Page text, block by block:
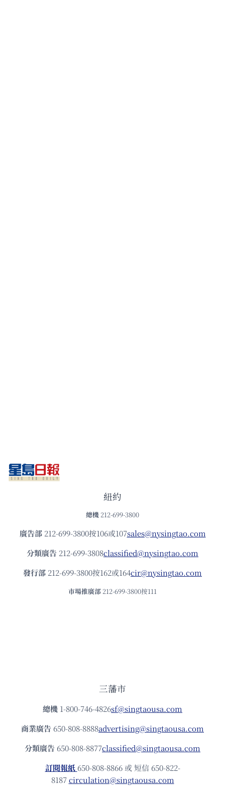
紐約
總機 212-699-3800
廣告部212-699-3800按106或107sales@nysingtao.com
分類廣告 212-699-3808classified@nysingtao.com
發⾏部 212-699-3800按162或164cir@nysingtao.com
市場推廣部 212-699-3800按111
三藩市
總機 1-800-746-4826sf@singtaousa.com
商業廣告 650-808-8888advertising@singtaousa.com
分類廣告 650-808-8877classified@singtaousa.com
訂閱報紙 650-808-8866 或 短信 650-822-
8187circulation@singtaousa.com